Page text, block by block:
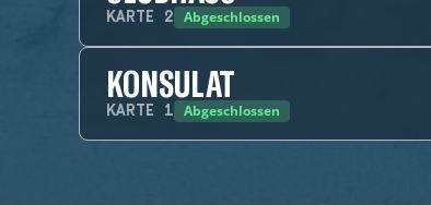
KARTE 2 Abgeschlossen
KONSULAT
KARTE 1 Abgeschlossen